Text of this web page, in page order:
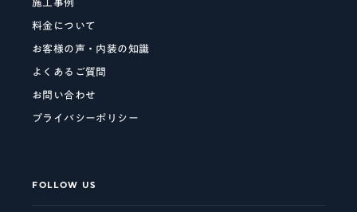
施工事例
料金について
お客様の声・内装の知識
よくあるご質問
お問い合わせ
プライバシーポリシー
FOLLOW US